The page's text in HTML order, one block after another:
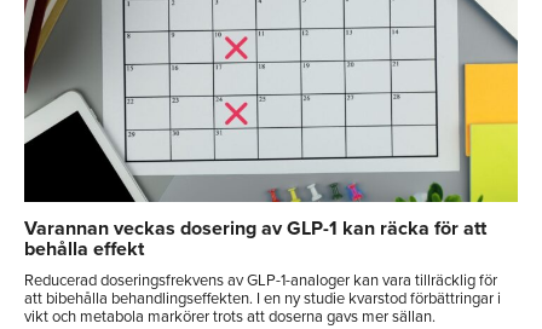
Varannan veckas dosering av GLP-1 kan räcka för att
behålla effekt
Reducerad doseringsfrekvens av GLP-1-analoger kan vara tillräcklig för
att bibehålla behandlingseffekten. I en ny studie kvarstod förbättringar i
vikt och metabola markörer trots att doserna gavs mer sällan.